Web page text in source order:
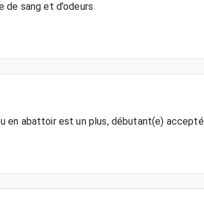
de sang et d’odeurs
en abattoir est un plus, débutant(e)